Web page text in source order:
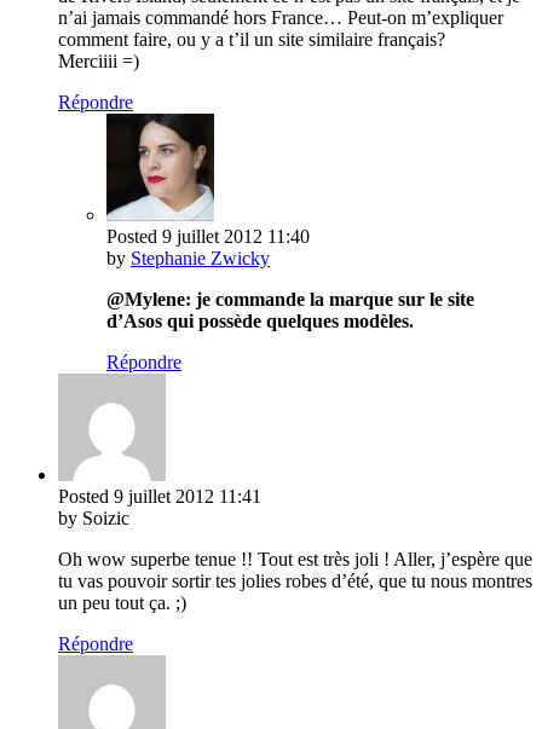
n’ai jamais commandé hors France… Peut-on m’expliquer
comment faire, ou y a t’il un site similaire français?
Merciiii =)
Répondre
Posted 9 juillet 2012 11:40
by Stephanie Zwicky
@Mylene: je commande la marque sur le site
d’Asos qui possède quelques modèles.
Répondre
Posted 9 juillet 2012 11:41
by Soizic
Oh wow superbe tenue !! Tout est très joli ! Aller, j’espère que
tu vas pouvoir sortir tes jolies robes d’été, que tu nous montres
un peu tout ça. ;)
Répondre